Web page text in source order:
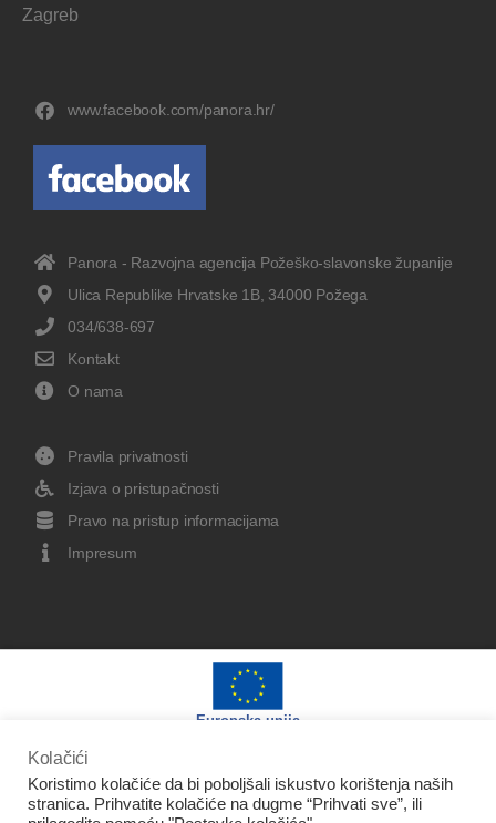
Zagreb
www.facebook.com/panora.hr/
Panora - Razvojna agencija Požeško-slavonske županije
Ulica Republike Hrvatske 1B, 34000 Požega
034/638-697
Kontakt
O nama
Pravila privatnosti
Izjava o pristupačnosti
Pravo na pristup informacijama
Impresum
Europska unija
Kolačići
Koristimo kolačiće da bi poboljšali iskustvo korištenja naših
stranica. Prihvatite kolačiće na dugme “Prihvati sve”, ili